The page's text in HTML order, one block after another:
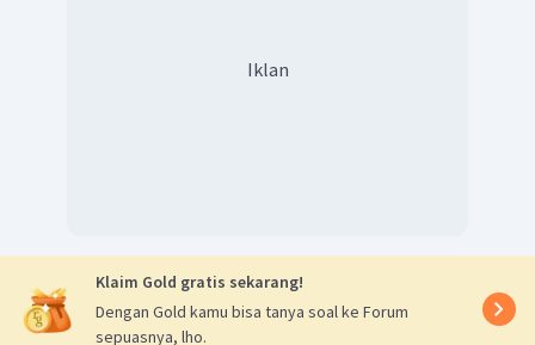
Iklan
Klaim Gold gratis sekarang!
Dengan Gold kamu bisa tanya soal ke Forum
sepuasnya, lho.